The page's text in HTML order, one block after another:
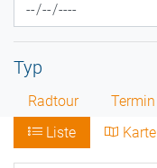
Typ
Radtour
Termin
Liste
Karte